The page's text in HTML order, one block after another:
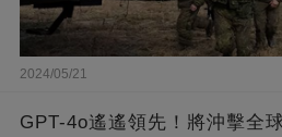
2024/05/21
GPT-4o遙遙領先！將沖擊全